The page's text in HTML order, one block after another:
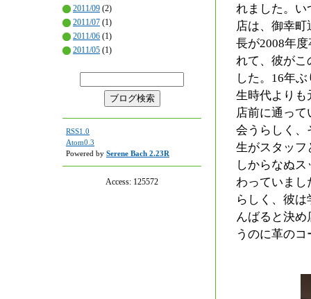
2011/09 (2)
2011/07 (1)
2011/06 (1)
2011/05 (1)
RSS1.0
Atom0.3
Powered by Serene Bach 2.23R
Access: 125572
れました。い
店は、御幸
長が2008年
れて、彼がこ
した。16年
生時代よりも
店前に通っ
会うらしく、
生がスタッフ
しからなぬ
わっていまし
らしく、彼
んばると決
うのに革の